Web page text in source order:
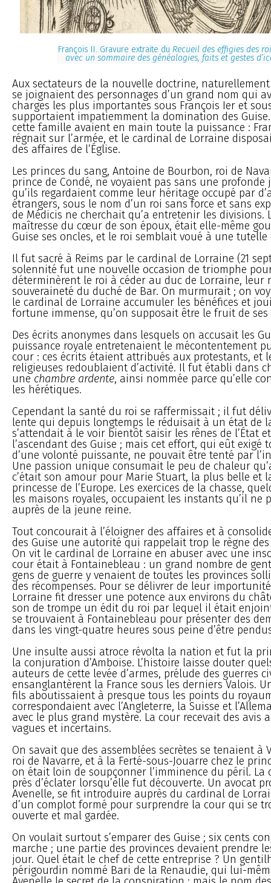
François II. Gravure extraite du Recueil des effigies des
avec un sommaire des généalogies, faits et gestes
Aux sectateurs de la nouvelle doctrine,
se joignaient des personnages d’un grand nom qui
charges les plus importantes sous François Ier et
supportaient impatiemment la domination des Guise.
cette famille avaient en main toute la puissance :
régnait sur l’armée, et le cardinal de Lorraine
des affaires de l’Église.
Les princes du sang, Antoine de Bourbon, roi de
prince de Condé, ne voyaient pas sans une
qu’ils regardaient comme leur héritage occupé par
étrangers, sous le nom d’un roi sans force et sans
de Médicis ne cherchait qu’a entretenir les divisions.
maîtresse du cœur de son époux, était elle-même
Guise ses oncles, et le roi semblait voué à une tutelle
Il fut sacré à Reims par le cardinal de Lorraine (21
solennité fut une nouvelle occasion de triomphe
déterminèrent le roi à céder au duc de Lorraine, leur
souveraineté du duché de Bar. On murmurait ; on
le cardinal de Lorraine accumuler les bénéfices et
fortune immense, qu’on supposait être le fruit de
Des écrits anonymes dans lesquels on accusait les
puissance royale entretenaient le mécontentement
cour : ces écrits étaient attribués aux protestants, et
religieuses redoublaient d’activité. Il fut établi dans
une chambre ardente, ainsi nommée parce qu’elle
les hérétiques.
Cependant la santé du roi se raffermissait ; il fut
lente qui depuis longtemps le réduisait à un état de
s’attendait à le voir bientôt saisir les rênes de l’État
l’ascendant des Guise ; mais cet effort, qui eût exigé
d’une volonté puissante, ne pouvait être tenté par
Une passion unique consumait le peu de chaleur
c’était son amour pour Marie Stuart, la plus belle et
princesse de l’Europe. Les exercices de la chasse,
les maisons royales, occupaient les instants qu’il ne
auprès de la jeune reine.
Tout concourait à l’éloigner des affaires et à
des Guise une autorité qui rappelait trop le règne
On vit le cardinal de Lorraine en abuser avec une
cour était à Fontainebleau : un grand nombre de
gens de guerre y venaient de toutes les provinces
des récompenses. Pour se délivrer de leur
Lorraine fit dresser une potence aux environs du
son de trompe un édit du roi par lequel il était
se trouvaient à Fontainebleau pour présenter des
dans les vingt-quatre heures sous peine d’être
Une insulte aussi atroce révolta la nation et fut la
la conjuration d’Amboise. L’histoire laisse douter
auteurs de cette levée d’armes, prélude des guerres
ensanglantèrent la France sous les derniers Valois.
fils aboutissaient à presque tous les points du
correspondaient avec l’Angleterre, la Suisse et
avec le plus grand mystère. La cour recevait des avis
vagues et incertains.
On savait que des assemblées secrètes se tenaient à
roi de Navarre, et à la Ferté-sous-Jouarre chez le
on était loin de soupçonner l’imminence du péril.
près d’éclater lorsqu’elle fut découverte. Un avocat
Avenelle, se fit introduire auprès du cardinal de
d’un complot formé pour surprendre la cour qui se
ouverte et mal gardée.
On voulait surtout s’emparer des Guise ; six cents
marche ; une partie des provinces devaient prendre
jour. Quel était le chef de cette entreprise ? Un
périgourdin nommé Bari de la Renaudie, qui lui-